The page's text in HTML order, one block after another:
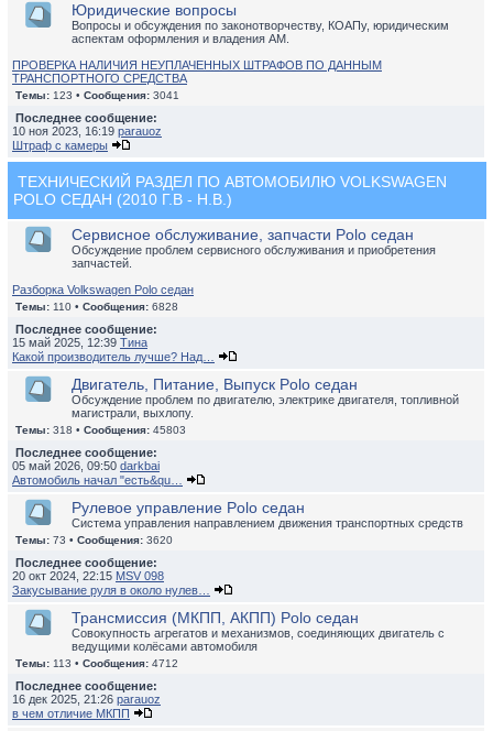
Юридические вопросы
Вопросы и обсуждения по законотворчеству, КОАПу, юридическим
аспектам оформления и владения АМ.
ПРОВЕРКА НАЛИЧИЯ НЕУПЛАЧЕННЫХ ШТРАФОВ ПО ДАННЫМ
ТРАНСПОРТНОГО СРЕДСТВА
Темы: 123 • Сообщения: 3041
Последнее сообщение:
10 ноя 2023, 16:19 parauoz
Штраф с камеры
ТЕХНИЧЕСКИЙ РАЗДЕЛ ПО АВТОМОБИЛЮ VOLKSWAGEN
POLO СЕДАН (2010 Г.В - Н.В.)
Сервисное обслуживание, запчасти Polo седан
Обсуждение проблем сервисного обслуживания и приобретения
запчастей.
Разборка Volkswagen Polo седан
Темы: 110 • Сообщения: 6828
Последнее сообщение:
15 май 2025, 12:39 Тина
Какой производитель лучше? Над…
Двигатель, Питание, Выпуск Polo седан
Обсуждение проблем по двигателю, электрике двигателя, топливной
магистрали, выхлопу.
Темы: 318 • Сообщения: 45803
Последнее сообщение:
05 май 2026, 09:50 darkbai
Автомобиль начал "есть&qu…
Рулевое управление Polo седан
Система управления направлением движения транспортных средств
Темы: 73 • Сообщения: 3620
Последнее сообщение:
20 окт 2024, 22:15 MSV 098
Закусывание руля в около нулев…
Трансмиссия (МКПП, АКПП) Polo седан
Совокупность агрегатов и механизмов, соединяющих двигатель с
ведущими колёсами автомобиля
Темы: 113 • Сообщения: 4712
Последнее сообщение:
16 дек 2025, 21:26 parauoz
в чем отличие МКПП